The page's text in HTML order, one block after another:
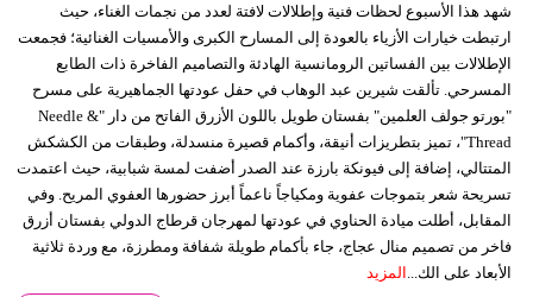
شهد هذا الأسبوع لحظات فنية وإطلالات لافتة لعدد من نجمات الغناء، حيث
ارتبطت خيارات الأزياء بالعودة إلى المسارح الكبرى والأمسيات الغنائية؛ فجمعت
الإطلالات بين الفساتين الرومانسية الهادئة والتصاميم الفاخرة ذات الطابع
المسرحي. تألقت شيرين عبد الوهاب في حفل عودتها الجماهيرية على مسرح
"بورتو جولف العلمين" بفستان طويل باللون الأزرق الفاتح من دار "Needle &
Thread"، تميز بتطريزات أنيقة، وأكمام قصيرة منسدلة، وطبقات من الكشكش
المتتالي، إضافة إلى فيونكة بارزة عند الصدر أضفت لمسة شبابية، حيث اعتمدت
تسريحة شعر بتموجات عفوية ومكياجاً ناعماً أبرز حضورها العفوي المريح. وفي
المقابل، أطلت ميادة الحناوي في عودتها لمهرجان قرطاج الدولي بفستان أزرق
فاخر من تصميم منال عجاج، جاء بأكمام طويلة شفافة ومطرزة، مع وردة ثلاثية
الأبعاد على الك...
المزيد